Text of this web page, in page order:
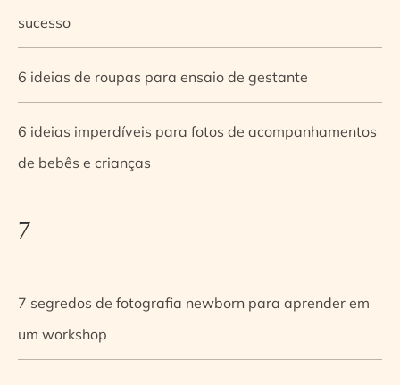
sucesso
6 ideias de roupas para ensaio de gestante
6 ideias imperdíveis para fotos de acompanhamentos
de bebês e crianças
7
7 segredos de fotografia newborn para aprender em
um workshop